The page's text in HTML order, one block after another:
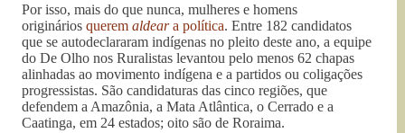
Por isso, mais do que nunca, mulheres e homens
originários querem aldeara política. Entre 182 candidatos
que se autodeclararam indígenas no pleito deste ano, a equipe
do De Olho nos Ruralistas levantou pelo menos 62 chapas
alinhadas ao movimento indígena e a partidos ou coligações
progressistas. São candidaturas das cinco regiões, que
defendem a Amazônia, a Mata Atlântica, o Cerrado e a
Caatinga, em 24 estados; oito são de Roraima.